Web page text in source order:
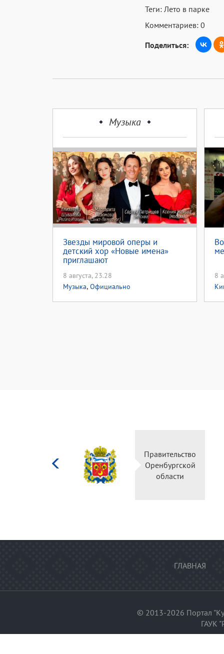
Теги: Лето в парке
Комментариев: 0
Поделиться:
Музыка
Звезды мировой оперы и
детский хор «Новые имена»
приглашают
8 августа, 23.28
Музыка, Официально
8
культуры
Российской
Правительство
Оренбургской
области
ГЛАВНАЯ
© 2013-2026 Портал
ГАУК